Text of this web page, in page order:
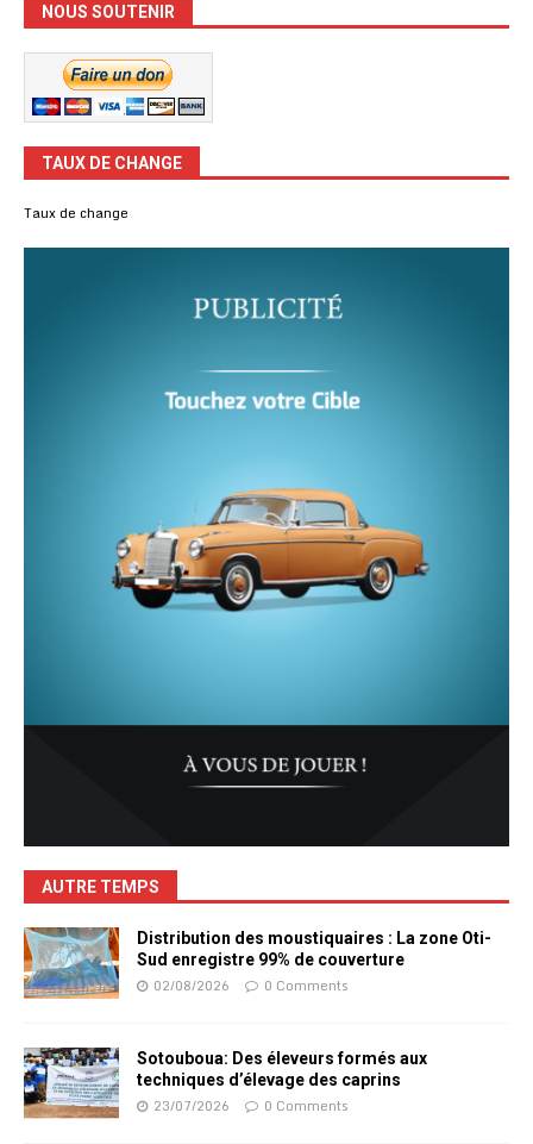
NOUS SOUTENIR
TAUX DE CHANGE
Taux de change
AUTRE TEMPS
Distribution des moustiquaires : La zone Oti-
Sud enregistre 99% de couverture
02/08/2026 0 Comments
Sotouboua: Des éleveurs formés aux
techniques d’élevage des caprins
23/07/2026 0 Comments